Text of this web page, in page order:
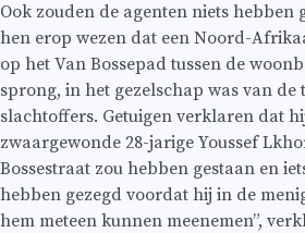
Ook zouden de agenten niets hebben
hen erop wezen dat een Noord-
op het Van Bossepad tussen de
sprong, in het gezelschap was van de
slachtoffers. Getuigen verklaren dat
zwaargewonde 28-jarige Youssef
Bossestraat zou hebben gestaan en
hebben gezegd voordat hij in de
hem meteen kunnen meenemen”,